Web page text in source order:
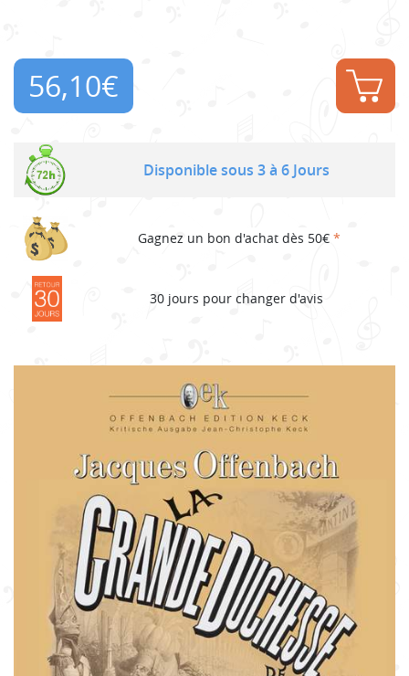
56,10€
Disponible sous 3 à 6 Jours
Gagnez un bon d'achat dès 50€ *
30 jours pour changer d'avis